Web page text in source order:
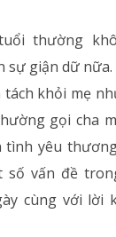
thường
sự giận dữ
khỏi mẹ
gọi cha
tình yêu
số vấn đề
cùng với lời